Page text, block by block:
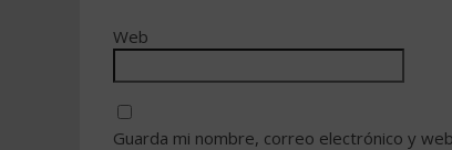
Web
Guarda mi nombre, correo electrónico y